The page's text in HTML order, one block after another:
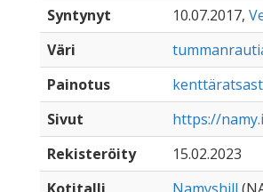
Syntynyt
10.07.2017,
Väri
Painotus
Sivut
https://
Rekisteröity
15.02.2023